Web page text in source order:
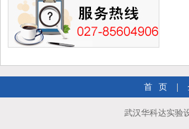
首 页
武汉华科达实验